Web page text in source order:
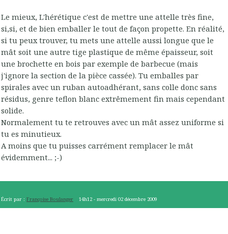
Le mieux, L'hérétique c'est de mettre une attelle très fine,
si,si, et de bien emballer le tout de façon propette. En réalité,
si tu peux trouver, tu mets une attelle aussi longue que le
mât soit une autre tige plastique de même épaisseur, soit
une brochette en bois par exemple de barbecue (mais
j'ignore la section de la pièce cassée). Tu emballes par
spirales avec un ruban autoadhérant, sans colle donc sans
résidus, genre teflon blanc extrêmement fin mais cependant
solide.
Normalement tu te retrouves avec un mât assez uniforme si
tu es minutieux.
A moins que tu puisses carrément remplacer le mât
évidemment... ;-)
Écrit par : Françoise Boulanger 14h12 -mercredi 02 décembre 2009